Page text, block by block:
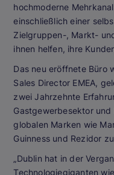
hochmoderne
einschließlich einer
Zielgruppen-, Markt-
ihnen helfen, ihre
Das neu eröffnete Büro
Sales Director EMEA,
zwei Jahrzehnte
Gastgewerbesektor
globalen Marken wie
Guinness und Rezidor
„Dublin hat in der
Technologiegiganten